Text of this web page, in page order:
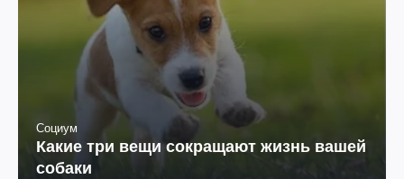
Социум
Какие три вещи сокращают жизнь вашей
собаки